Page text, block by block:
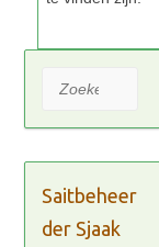
Zoeken
Saitbeheer
der Sjaak